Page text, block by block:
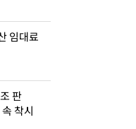
임대료
판
착시